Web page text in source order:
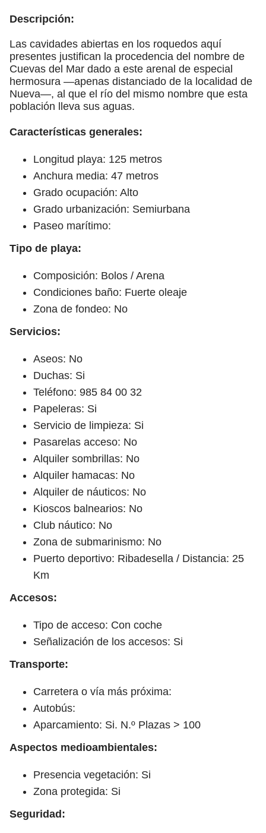
Descripción:
Las cavidades abiertas en los roquedos aquí
presentes justifican la procedencia del nombre de
Cuevas del Mar dado a este arenal de especial
hermosura —apenas distanciado de la localidad de
Nueva—, al que el río del mismo nombre que esta
población lleva sus aguas.
Características generales:
Longitud playa: 125 metros
Anchura media: 47 metros
Grado ocupación: Alto
Grado urbanización: Semiurbana
Paseo marítimo:
Tipo de playa:
Composición: Bolos / Arena
Condiciones baño: Fuerte oleaje
Zona de fondeo: No
Servicios:
Aseos: No
Duchas: Si
Teléfono: 985 84 00 32
Papeleras: Si
Servicio de limpieza: Si
Pasarelas acceso: No
Alquiler sombrillas: No
Alquiler hamacas: No
Alquiler de náuticos: No
Kioscos balnearios: No
Club náutico: No
Zona de submarinismo: No
Puerto deportivo: Ribadesella / Distancia: 25
Km
Accesos:
Tipo de acceso: Con coche
Señalización de los accesos: Si
Transporte:
Carretera o vía más próxima:
Autobús:
Aparcamiento: Si. N.º Plazas > 100
Aspectos medioambientales:
Presencia vegetación: Si
Zona protegida: Si
Seguridad: